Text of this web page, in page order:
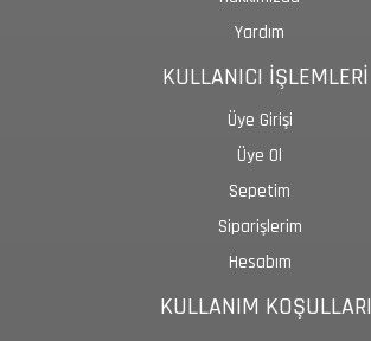
Yardım
KULLANICI İŞLEMLERİ
Üye Girişi
Üye Ol
Sepetim
Siparişlerim
Hesabım
KULLANIM KOŞULLARI